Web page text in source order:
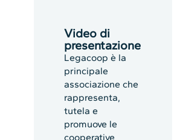
Video di
presentazione
Legacoop è la
principale
associazione che
rappresenta,
tutela e
promuove le
cooperative